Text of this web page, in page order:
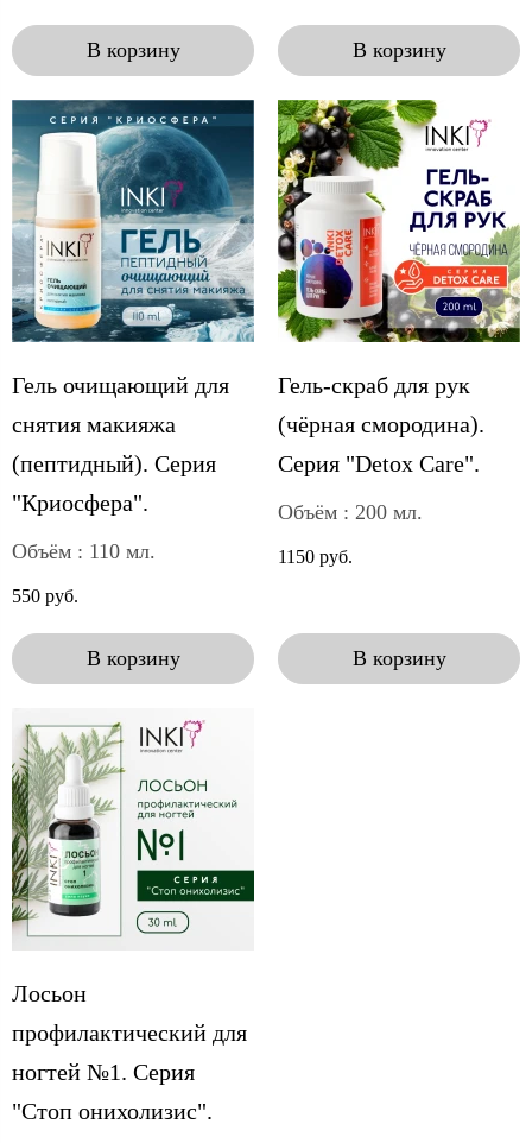
В корзину В корзину
Гель очищающий для
снятия макияжа
(пептидный). Серия
"Криосфера".
Объём : 110 мл.
550 руб.
В корзину
Гель-скраб для рук
(чёрная смородина).
Серия "Detox Care".
Объём : 200 мл.
1150 руб.
В корзину
Лосьон
профилактический для
ногтей №1. Серия
"Стоп онихолизис".